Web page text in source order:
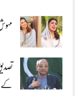
کے